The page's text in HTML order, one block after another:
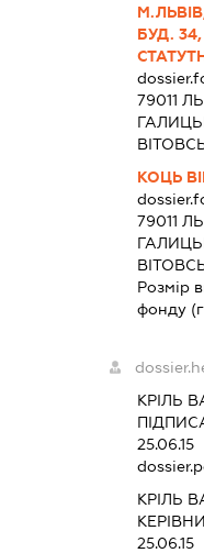
БУД.
79011
КОЦЬ
79011
Розмір
фонду
КРІЛЬ
25.06.15
КРІЛЬ
25.06.15